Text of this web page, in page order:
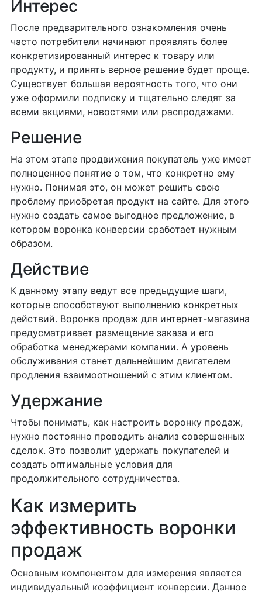
Интерес
После предварительного ознакомления очень
часто потребители начинают проявлять более
конкретизированный интерес к товару или
продукту, и принять верное решение будет проще.
Существует большая вероятность того, что они
уже оформили подписку и тщательно следят за
всеми акциями, новостями или распродажами.
Решение
На этом этапе продвижения покупатель уже имеет
полноценное понятие о том, что конкретно ему
нужно. Понимая это, он может решить свою
проблему приобретая продукт на сайте. Для этого
нужно создать самое выгодное предложение, в
котором воронка конверсии сработает нужным
образом.
Действие
К данному этапу ведут все предыдущие шаги,
которые способствуют выполнению конкретных
действий. Воронка продаж для интернет-магазина
предусматривает размещение заказа и его
обработка менеджерами компании. А уровень
обслуживания станет дальнейшим двигателем
продления взаимоотношений с этим клиентом.
Удержание
Чтобы понимать, как настроить воронку продаж,
нужно постоянно проводить анализ совершенных
сделок. Это позволит удержать покупателей и
создать оптимальные условия для
продолжительного сотрудничества.
Как измерить
эффективность воронки
продаж
Основным компонентом для измерения является
индивидуальный коэффициент конверсии. Данное